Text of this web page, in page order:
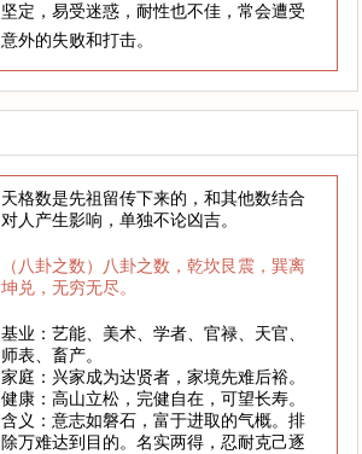
坚定，易受迷惑，耐性也不佳，常会遭受
意外的失败和打击。
天格数是先祖留传下来的，和其他数结合
对人产生影响，单独不论凶吉。
（八卦之数）八卦之数，乾坎艮震，巽离
坤兑，无穷无尽。
基业：艺能、美术、学者、官禄、天官、
师表、畜产。
家庭：兴家成为达贤者，家境先难后裕。
健康：高山立松，完健自在，可望长寿。
含义：意志如磐石，富于进取的气概。排
除万难达到目的。名实两得，忍耐克己逐